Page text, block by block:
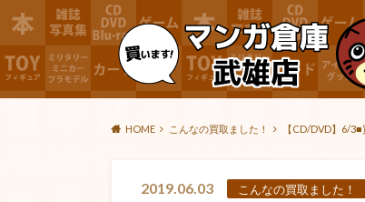
HOME こんなの買取ました！ 【CD/DVD】6/
2019.06.03 こんなの買取ました！